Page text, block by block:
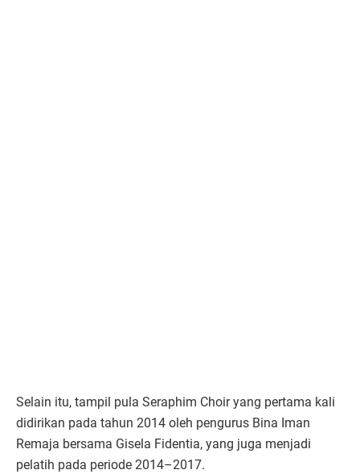
Selain itu, tampil pula Seraphim Choir yang pertama kali
didirikan pada tahun 2014 oleh pengurus Bina Iman
Remaja bersama Gisela Fidentia, yang juga menjadi
pelatih pada periode 2014–2017.